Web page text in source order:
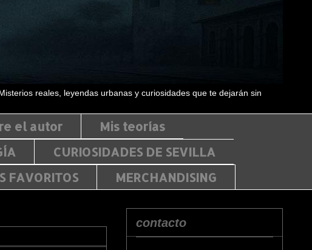
reales, leyendas urbanas y curiosidades que te dejarán sin
el autor
Mis teorías
CURIOSIDADES DE SEVILLA
FAVORITOS MERCHANDISING
contacto